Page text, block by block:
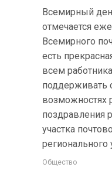
Всемирный
отмечается
Всемирного
есть
всем
возможностях
поздравления
участка
регионального
Общество